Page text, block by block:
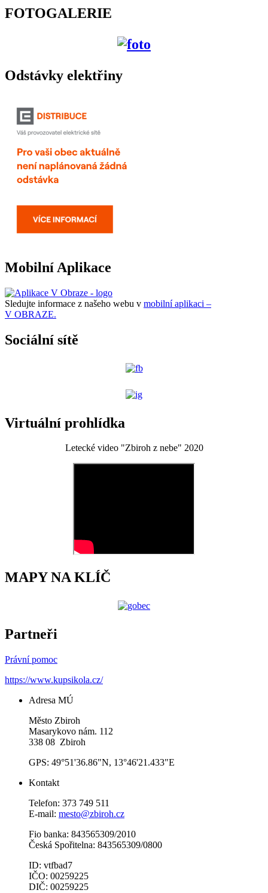
FOTOGALERIE
Odstávky elektřiny
Mobilní Aplikace
Sledujte informace z našeho webu v mobilní aplikaci –
V OBRAZE.
Sociální sítě
Virtuální prohlídka
Letecké video "Zbiroh z nebe" 2020
MAPY NA KLÍČ
Partneři
Právní pomoc
https://www.kupsikola.cz/
Adresa MÚ
Město Zbiroh
Masarykovo nám. 112
338 08 Zbiroh
GPS: 49°51'36.86"N, 13°46'21.433"E
Kontakt
Telefon: 373 749 511
E-mail: mesto@zbiroh.cz
Fio banka: 843565309/2010
Česká Spořitelna: 843565309/0800
ID: vtfbad7
IČO: 00259225
DIČ: 00259225